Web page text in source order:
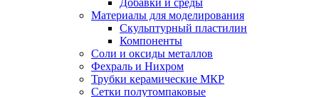
Добавки и среды
Материалы для моделирования
Скульптурный пластилин
Компоненты
Соли и оксиды металлов
Фехраль и Нихром
Трубки керамические МКР
Сетки полутомпаковые